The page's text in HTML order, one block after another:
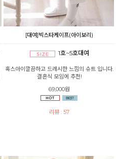
[대여]빅스타케이프(아이보리)
1호~5호대여
혹스아이깔끔하고 드레시한 느낌의 슈트 입니다.
결혼식 모임에 추천!
69,000원
리뷰 : 57